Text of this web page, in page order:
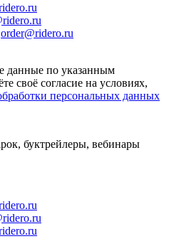
order@ridero.ru
данные по указанным
своё согласие на условиях,
персональных данных
буктрейлеры, вебинары